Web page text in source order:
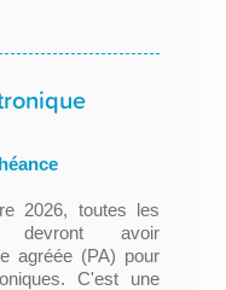
2026, toutes les
devront avoir
agréée (PA) pour
C'est une